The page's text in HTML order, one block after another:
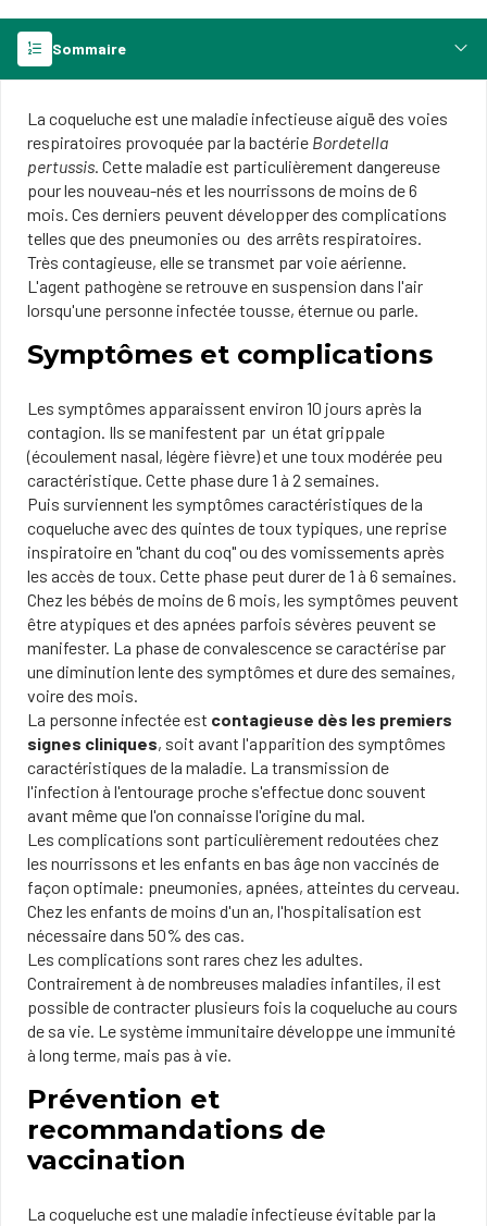
Sommaire
La coqueluche est une maladie infectieuse aiguë d​es voies
respiratoires provoquée par la bactérie Bordetella
pertussis. Cette maladie est particulièrement dangereuse
pour les nouveau-nés et les nourrissons de moins de 6
mois. Ces derniers peuvent développer des complications
telles que des pneumonies ou des arrêts respiratoires.
Très contagieuse, elle se trans​met par voie aérienne.
L'agent pathogène se retrouve en suspension dans l'air
lorsqu'une personne infectée tousse, éternue ou parle.
Symptômes et complications
Les symptômes apparaissent environ 10 jours après la
contagion. Ils se manifestent par un état grippale
(écoulement nasal, légère fièvre) et une toux modérée peu
caractéristique. Cette phase dure 1 à 2 semaines.
Puis surviennent les symptômes caractéristiques de la
coqueluche avec des quintes de toux typiques, une reprise
inspiratoire en "chant du coq" ou des vomissements après
les accès de toux. Cette phase peut durer de 1 à 6 semaines.
Chez les bébés de moins de 6 mois, les symptômes peuvent
être atypiques et des apnées parfois sévères peuvent se
manifester. La phase de convalescence se caractérise par
une diminution lente des symptômes et dure des semaines,
voire des mois.
La personne infectée est contagieuse dès les premiers
signes cliniques, soit​ avant l'apparition des symptômes
caractéristiques de la maladie. La transmission de
l'infection à l'entourage proche s'effectue donc souvent
avant même que l'on connaisse l'origine du mal.
Les complications sont particulièrement redoutées chez
les nourrissons et les enfants en bas âge non vaccinés de
façon optimale: pneumonies, apnées, atteintes du cerveau.
Chez les enfants de moins d'un an, l'hospitalisation est
nécessaire dans 50% des cas.
Les complications sont rares chez les adultes.
Contrairement à de nombreuses maladies infantiles, il est
possible de contracter plusieurs fois la coqueluche au cours
de sa vie. Le système immunitaire développe une immunité
à long terme, mais pas à vie.
Prévention et
recommandations de
vaccination
La coqueluche est une maladie infectieuse évitable par la